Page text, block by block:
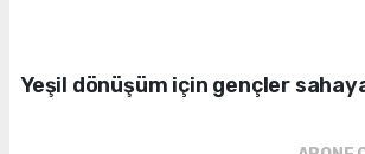
Yeşil dönüşüm için gençler